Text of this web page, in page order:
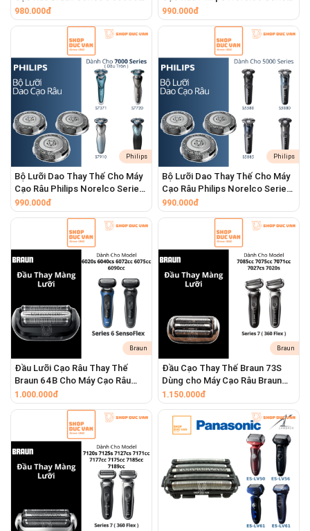
5070cc 5090cc 5190cc
5195cc 5197cc
980.000đ
7000 Đầu Vuông
990.000đ
Philips
Bộ Lưỡi Dao Thay Thế Cho Máy
Cạo Râu Philips Norelco Series
7000 Đầu Tròn
990.000đ
Philips
Bộ Lưỡi Dao Thay Thế Cho Máy
Cạo Râu Philips Norelco Series
5000 Đầu Vuông
990.000đ
Braun
Đầu Lưỡi Cạo Râu Thay Thế
Braun 64B Cho Máy Cạo Râu
Braun Series 6 (6120s, 6172cc,
6177cc, 62-B1200s)
1.000.000đ
Braun
Đầu Cạo Thay Thế Braun 73S
Dùng cho Máy Cạo Râu Braun
Series 7 Thế Hệ Mới 7085cc
7075cc 7020s
1.150.000đ